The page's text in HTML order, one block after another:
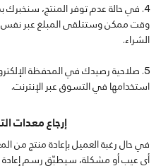
في حالة عدم توفر المنتج، سنخبرك
وقت ممكن وستتلقى المبلغ عبر نفس
الشراء.
استخدامها في التسوق عبر الإنترنت.
إرجاع معدات
في حال رغبة العميل بإعادة منتج من